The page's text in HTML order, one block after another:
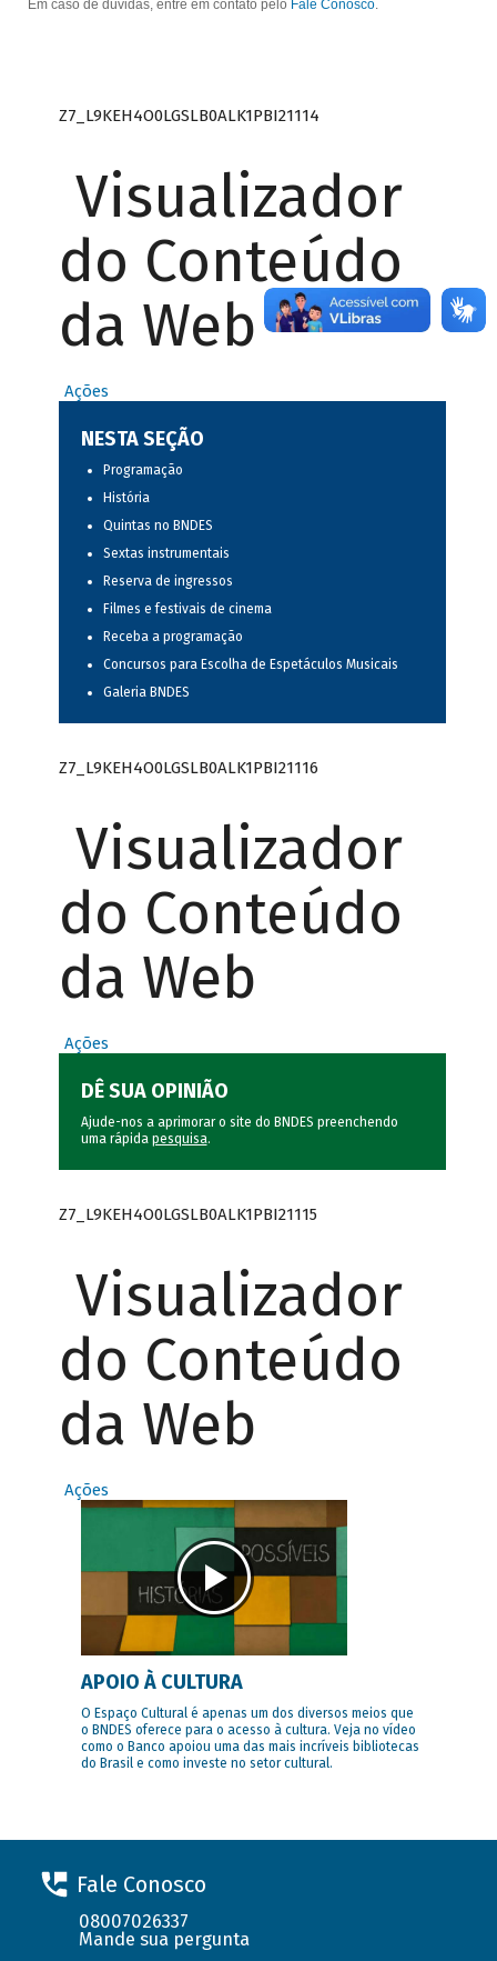
Em caso de dúvidas, entre em contato pelo Fale Conosco.
Z7_L9KEH4O0LGSLB0ALK1PBI21114
Visualizador
do Conteúdo
da Web
Ações
NESTA SEÇÃO
Programação
História
Quintas no BNDES
Sextas instrumentais
Reserva de ingressos
Filmes e festivais de cinema
Receba a programação
Concursos para Escolha de Espetáculos Musicais
Galeria BNDES
Z7_L9KEH4O0LGSLB0ALK1PBI21116
Visualizador
do Conteúdo
da Web
Ações
DÊ SUA OPINIÃO
Ajude-nos a aprimorar o site do BNDES preenchendo
uma rápida pesquisa.
Z7_L9KEH4O0LGSLB0ALK1PBI21115
Visualizador
do Conteúdo
da Web
Ações
APOIO À CULTURA
O Espaço Cultural é apenas um dos diversos meios que
o BNDES oferece para o acesso à cultura. Veja no vídeo
como o Banco apoiou uma das mais incríveis bibliotecas
do Brasil e como investe no setor cultural.
Fale Conosco
08007026337
Mande sua pergunta